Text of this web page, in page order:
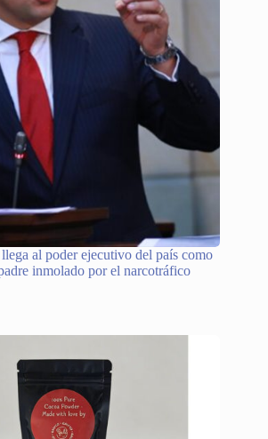
al poder ejecutivo del país como
inmolado por el narcotráfico